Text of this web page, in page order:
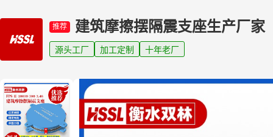
推荐 建筑摩擦摆隔震支座生产厂家
源头工厂 加工定制 十年老厂